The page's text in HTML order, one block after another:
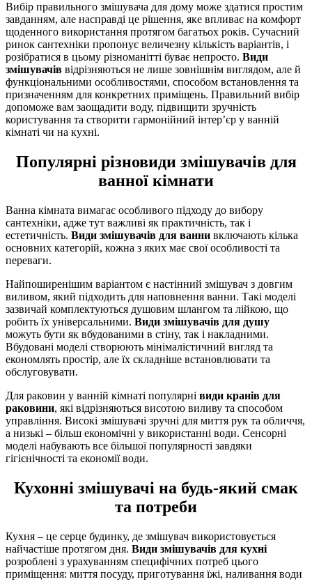
Вибір правильного змішувача для дому може здатися простим
завданням, але насправді це рішення, яке впливає на комфорт
щоденного використання протягом багатьох років. Сучасний
ринок сантехніки пропонує величезну кількість варіантів, і
розібратися в цьому різноманітті буває непросто. Види
змішувачів відрізняються не лише зовнішнім виглядом, але й
функціональними особливостями, способом встановлення та
призначенням для конкретних приміщень. Правильний вибір
допоможе вам заощадити воду, підвищити зручність
користування та створити гармонійний інтер’єр у ванній
кімнаті чи на кухні.
Популярні різновиди змішувачів для
ванної кімнати
Ванна кімната вимагає особливого підходу до вибору
сантехніки, адже тут важливі як практичність, так і
естетичність. Види змішувачів для ванни включають кілька
основних категорій, кожна з яких має свої особливості та
переваги.
Найпоширенішим варіантом є настінний змішувач з довгим
виливом, який підходить для наповнення ванни. Такі моделі
зазвичай комплектуються душовим шлангом та лійкою, що
робить їх універсальними. Види змішувачів для душу
можуть бути як вбудованими в стіну, так і накладними.
Вбудовані моделі створюють мінімалістичний вигляд та
економлять простір, але їх складніше встановлювати та
обслуговувати.
Для раковин у ванній кімнаті популярні види кранів для
раковини, які відрізняються висотою виливу та способом
управління. Високі змішувачі зручні для миття рук та обличчя,
а низькі – більш економічні у використанні води. Сенсорні
моделі набувають все більшої популярності завдяки
гігієнічності та економії води.
Кухонні змішувачі на будь-який смак
та потреби
Кухня – це серце будинку, де змішувач використовується
найчастіше протягом дня. Види змішувачів для кухні
розроблені з урахуванням специфічних потреб цього
приміщення: миття посуду, приготування їжі, наливання води